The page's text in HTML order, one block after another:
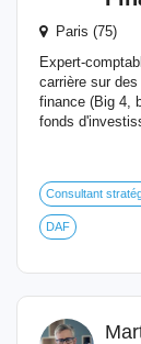
Paris (75)
Expert-
carrière sur
finance (Big 4,
fonds
Consultant
DAF